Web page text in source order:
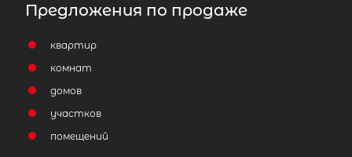
Предложения по продаже
квартир
комнат
домов
участков
помещений